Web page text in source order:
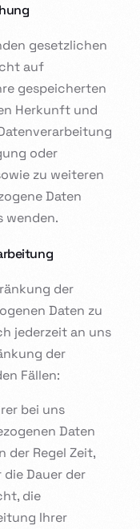
gesetzlichen
auf
gespeicherten
Herkunft und
oder
zu weiteren
Daten
wenden.
der
Daten zu
jederzeit an uns
der
Fällen:
bei uns
Daten
der Regel Zeit,
Dauer der
die
Ihrer